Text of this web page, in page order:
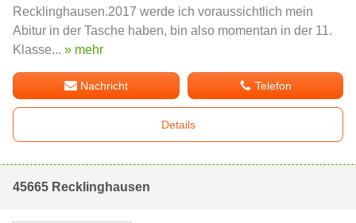
Recklinghausen.2017 werde ich voraussichtlich mein
Abitur in der Tasche haben, bin also momentan in der 11.
Klasse... » mehr
Nachricht Telefon
Details
45665 Recklinghausen